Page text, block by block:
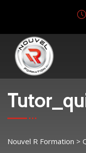
Nouvel R Formation >